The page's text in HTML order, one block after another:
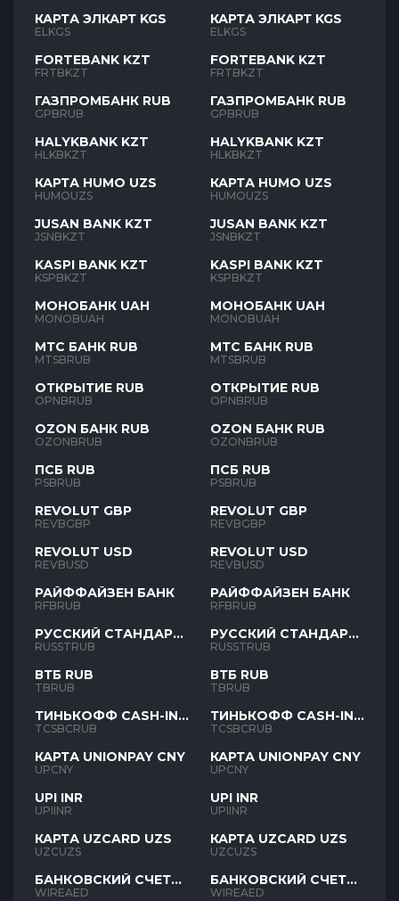
КАРТА ЭЛКАРТ KGS
ELKGS
FORTEBANK KZT
FRTBKZT
ГАЗПРОМБАНК RUB
GPBRUB
HALYKBANK KZT
HLKBKZT
КАРТА HUMO UZS
HUMOUZS
JUSAN BANK KZT
JSNBKZT
KASPI BANK KZT
KSPBKZT
МОНОБАНК UAH
MONOBUAH
МТС БАНК RUB
MTSBRUB
ОТКРЫТИЕ RUB
OPNBRUB
OZON БАНК RUB
OZONBRUB
ПСБ RUB
PSBRUB
REVOLUT GBP
REVBGBP
REVOLUT USD
REVBUSD
РАЙФФАЙЗЕН БАНК
RFBRUB
РУССКИЙ СТАНДАРТ
RUB
RUSSTRUB
ВТБ RUB
TBRUB
ТИНЬКОФФ CASH-IN
RUB
TCSBCRUB
КАРТА UNIONPAY CNY
UPCNY
UPI INR
UPIINR
КАРТА UZCARD UZS
UZCUZS
БАНКОВСКИЙ СЧЕТ
AED
WIREAED
КАРТА ЭЛКАРТ KGS
ELKGS
FORTEBANK KZT
FRTBKZT
ГАЗПРОМБАНК RUB
GPBRUB
HALYKBANK KZT
HLKBKZT
КАРТА HUMO UZS
HUMOUZS
JUSAN BANK KZT
JSNBKZT
KASPI BANK KZT
KSPBKZT
МОНОБАНК UAH
MONOBUAH
МТС БАНК RUB
MTSBRUB
ОТКРЫТИЕ RUB
OPNBRUB
OZON БАНК RUB
OZONBRUB
ПСБ RUB
PSBRUB
REVOLUT GBP
REVBGBP
REVOLUT USD
REVBUSD
РАЙФФАЙЗЕН БАНК
RFBRUB
РУССКИЙ СТАНДАРТ
RUB
RUSSTRUB
ВТБ RUB
TBRUB
ТИНЬКОФФ CASH-IN
RUB
TCSBCRUB
КАРТА UNIONPAY CNY
UPCNY
UPI INR
UPIINR
КАРТА UZCARD UZS
UZCUZS
БАНКОВСКИЙ СЧЕТ
AED
WIREAED